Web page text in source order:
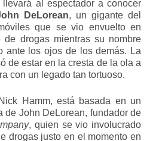
llevará al espectador a conocer
DeLorean, un gigante del
que se vio envuelto en
de drogas mientras su nombre
ante los ojos de los demás. La
de estar en la cresta de la ola a
con un legado tan tortuoso.
Hamm, está basada en un
de John DeLorean, fundador de
, quien se vio involucrado
drogas justo en el momento en